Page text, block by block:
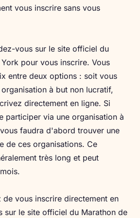
vous inscrire sans vous
vous sur le site officiel du
pour vous inscrire. Vous
entre deux options : soit vous
à but non lucratif,
directement en ligne. Si
participer via une organisation à
faudra d'abord trouver une
de ces organisations. Ce
très long et peut
de vous inscrire directement en
sur le site officiel du Marathon de